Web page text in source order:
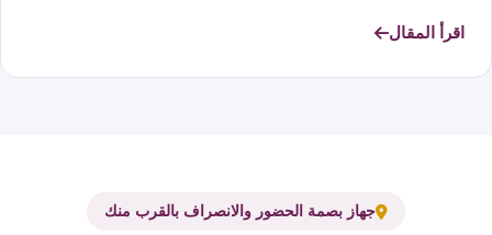
اقرأ المقال
جهاز بصمة الحضور والانصراف بالقرب منك